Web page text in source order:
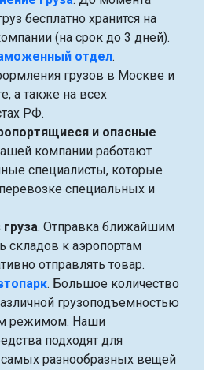
бесплатно хранится на
(на срок до 3 дней).
отдел.
грузов в Москве и
а также на всех
РФ.
и опасные
компании работают
специалисты, которые
специальных и
. Отправка ближайшим
складов к аэропортам
отправлять товар.
. Большое количество
грузоподъемностью
режимом. Наши
подходят для
самых разнообразных вещей